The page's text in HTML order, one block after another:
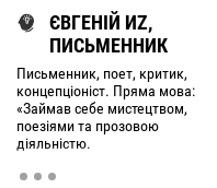
ЄВГЕНІЙ ИZ,
ПИСЬМЕННИК
Письменник, поет, критик,
концепціоніст. Пряма мова:
«Займав себе мистецтвом,
поезіями та прозовою
діяльністю.